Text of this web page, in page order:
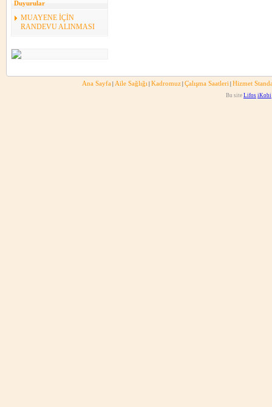
Duyurular
MUAYENE İÇİN
RANDEVU ALINMASI
Ana Sayfa| Aile Sağlığı| Kadromuz| Çalışma Saatleri| Hizmet
Bu site Lifos iKobi